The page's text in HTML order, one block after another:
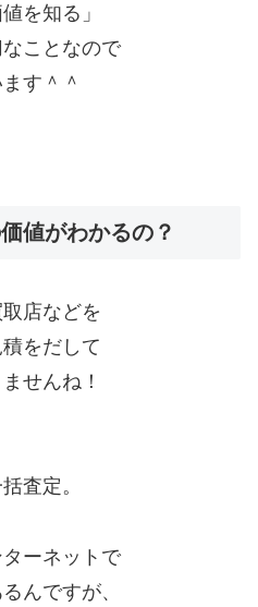
を知る」
ことなので
す＾＾
値がわかるの？
店などを
をだして
せんね！
査定。
ーネットで
んですが、